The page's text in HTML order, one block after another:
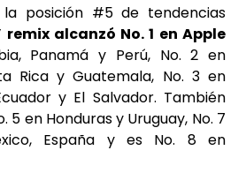
la posición #5 de tendencias
remix alcanzó No. 1 en Apple
Panamá y Perú, No. 2 en
Rica y Guatemala, No. 3 en
y El Salvador. También
5 en Honduras y Uruguay, No. 7
España y es No. 8 en